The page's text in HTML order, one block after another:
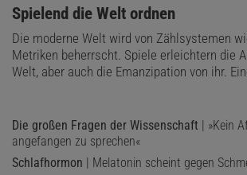
:
Spielend die Welt ordnen
Die moderne Welt wird von Zählsystemen
Metriken beherrscht. Spiele erleichtern die
Welt, aber auch die Emanzipation von ihr.
Die großen Fragen der Wissenschaft | »Kein
angefangen zu sprechen«
Schlafhormon | Melatonin scheint gegen